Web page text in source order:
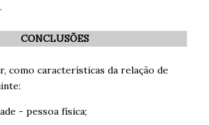
.
CONCLUSÕES
como características da relação de
- pessoa física;